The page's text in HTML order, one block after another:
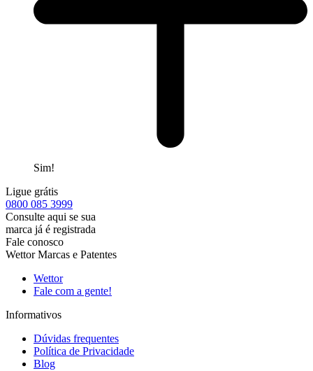
Sim!
Ligue grátis
0800 085 3999
Consulte aqui se sua
marca já é registrada
Fale conosco
Wettor Marcas e Patentes
Wettor
Fale com a gente!
Informativos
Dúvidas frequentes
Política de Privacidade
Blog